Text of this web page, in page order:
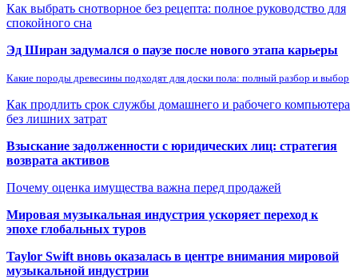
Как выбрать снотворное без рецепта: полное руководство для
спокойного сна
Эд Ширан задумался о паузе после нового этапа карьеры
Какие породы древесины подходят для доски пола: полный разбор и выбор
Как продлить срок службы домашнего и рабочего компьютера
без лишних затрат
Взыскание задолженности с юридических лиц: стратегия
возврата активов
Почему оценка имущества важна перед продажей
Мировая музыкальная индустрия ускоряет переход к
эпохе глобальных туров
Taylor Swift вновь оказалась в центре внимания мировой
музыкальной индустрии